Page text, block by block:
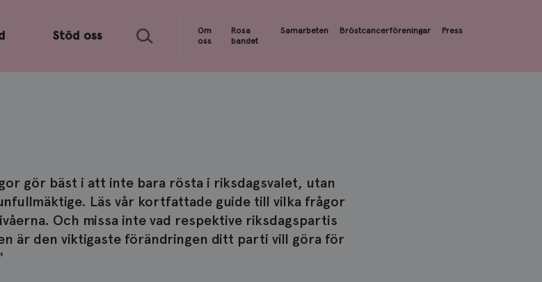
Stöd oss
Sök
Om
oss
Rosa
bandet
Samarbeten Bröstcancerföreningar Press
gör bäst i att inte bara rösta i riksdagsvalet, utan
Läs vår kortfattade guide till vilka frågor
Och missa inte vad respektive riksdagspartis
är den viktigaste förändringen ditt parti vill göra för